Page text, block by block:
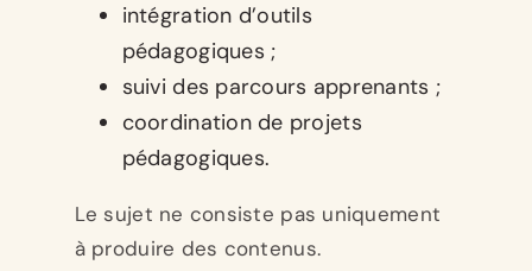
intégration d’outils
pédagogiques ;
suivi des parcours apprenants ;
coordination de projets
pédagogiques.
Le sujet ne consiste pas uniquement
à produire des contenus.